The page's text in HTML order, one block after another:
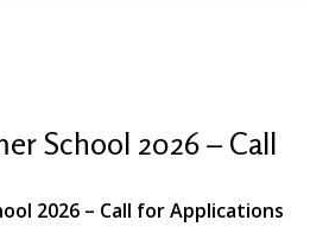
School 2026 – Call
2026 – Call for Applications